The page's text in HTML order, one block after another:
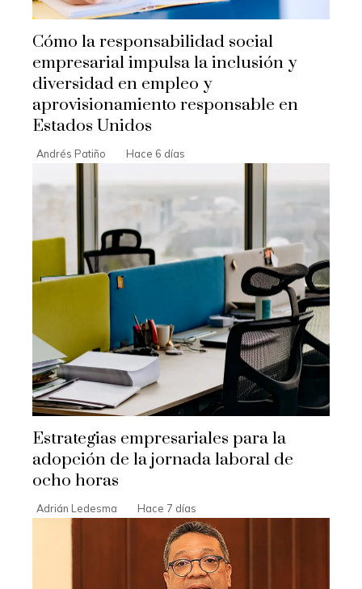
Cómo la responsabilidad social
empresarial impulsa la inclusión y
diversidad en empleo y
aprovisionamiento responsable en
Estados Unidos
Andrés Patiño Hace 6 días
Estrategias empresariales para la
adopción de la jornada laboral de
ocho horas
Adrián Ledesma Hace 7 días